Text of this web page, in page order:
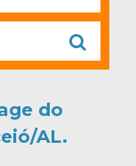
do
AL.